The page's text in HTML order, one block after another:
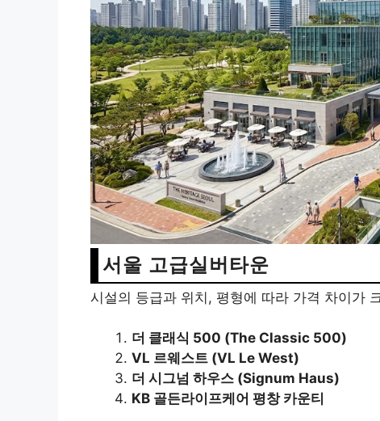
서울 고급실버타운
시설의 등급과 위치, 평형에 따라 가격 차이가
더 클래식 500 (The Classic 500)
VL 르웨스트 (VL Le West)
더 시그넘 하우스 (Signum Haus)
KB 골든라이프케어 평창 카운티